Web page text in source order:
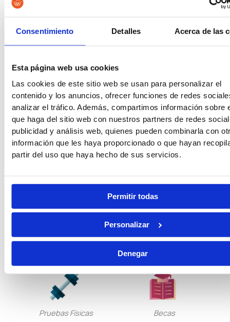
Consentimiento Detalles Acerca de las
Esta página web usa cookies
Las cookies de este sitio web se usan para personalizar el
contenido y los anuncios, ofrecer funciones de redes
analizar el tráfico. Además, compartimos información sobre
que haga del sitio web con nuestros partners de redes
publicidad y análisis web, quienes pueden combinarla con
información que les haya proporcionado o que hayan
partir del uso que haya hecho de sus servicios.
Permitir todas
Personalizar
Denegar
Vigilancia Aduanera
Instituciones
Oposiciones de Justicia Auxilio Judicial
Guarda Rural
Pruebas Físicas Becas